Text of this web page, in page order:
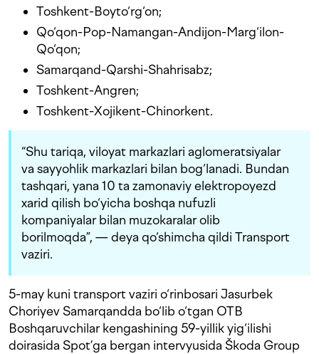
Toshkent-Boyto‘rg‘on;
Qo‘qon-Pop-Namangan-Andijon-Marg‘ilon-
Qo‘qon;
Samarqand-Qarshi-Shahrisabz;
Toshkent-Angren;
Toshkent-Xojikent-Chinorkent.
“Shu tariqa, viloyat markazlari aglomeratsiyalar
va sayyohlik markazlari bilan bog‘lanadi. Bundan
tashqari, yana 10 ta zamonaviy elektropoyezd
xarid qilish bo‘yicha boshqa nufuzli
kompaniyalar bilan muzokaralar olib
borilmoqda”, — deya qo‘shimcha qildi Transport
vaziri.
5-may kuni transport vaziri o‘rinbosari Jasurbek
Choriyev Samarqandda bo‘lib o‘tgan OTB
Boshqaruvchilar kengashining 59-yillik yig‘ilishi
doirasida Spot’ga bergan intervyusida Škoda Group